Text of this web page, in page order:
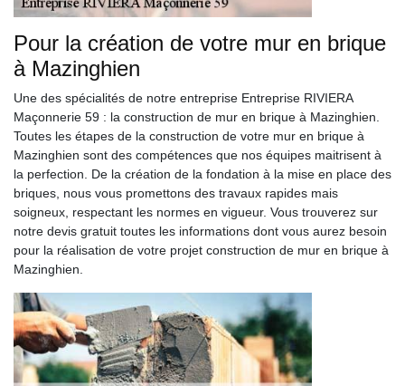
Pour la création de votre mur en brique
à Mazinghien
Une des spécialités de notre entreprise Entreprise RIVIERA
Maçonnerie 59 : la construction de mur en brique à Mazinghien.
Toutes les étapes de la construction de votre mur en brique à
Mazinghien sont des compétences que nos équipes maitrisent à
la perfection. De la création de la fondation à la mise en place des
briques, nous vous promettons des travaux rapides mais
soigneux, respectant les normes en vigueur. Vous trouverez sur
notre devis gratuit toutes les informations dont vous aurez besoin
pour la réalisation de votre projet construction de mur en brique à
Mazinghien.